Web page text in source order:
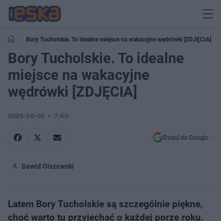
Bory Tucholskie. To idealne miejsce na wakacyjne wędrówki [ZDJĘCIA]
Bory Tucholskie. To idealne
miejsce na wakacyjne
wędrówki [ZDJĘCIA]
2025-06-05 7:40
Dodaj do Google
Dawid Olszewski
Latem Bory Tucholskie są szczególnie piękne,
choć warto tu przyjechać o każdej porze roku.